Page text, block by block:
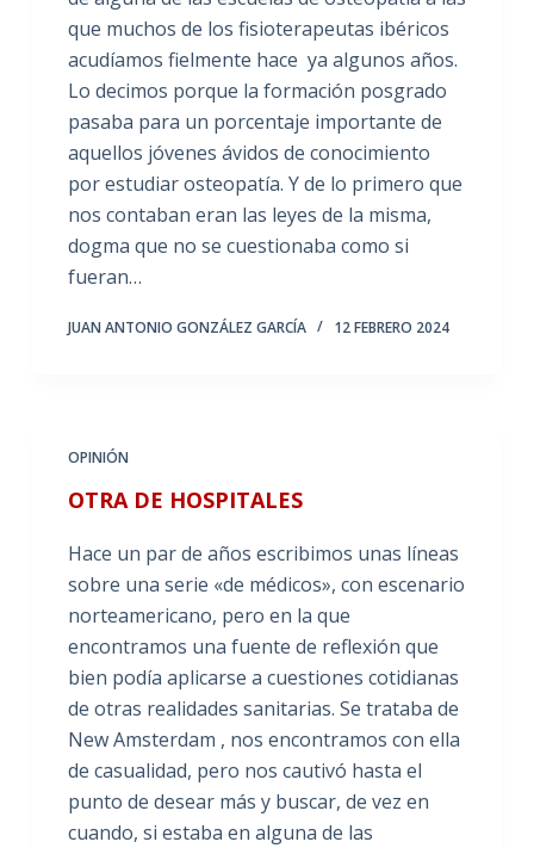
que muchos de los fisioterapeutas ibéricos
acudíamos fielmente hace ya algunos años.
Lo decimos porque la formación posgrado
pasaba para un porcentaje importante de
aquellos jóvenes ávidos de conocimiento
por estudiar osteopatía. Y de lo primero que
nos contaban eran las leyes de la misma,
dogma que no se cuestionaba como si
fueran…
JUAN ANTONIO GONZÁLEZ GARCÍA 12 FEBRERO 2024
OPINIÓN
OTRA DE HOSPITALES
Hace un par de años escribimos unas líneas
sobre una serie «de médicos», con escenario
norteamericano, pero en la que
encontramos una fuente de reflexión que
bien podía aplicarse a cuestiones cotidianas
de otras realidades sanitarias. Se trataba de
New Amsterdam , nos encontramos con ella
de casualidad, pero nos cautivó hasta el
punto de desear más y buscar, de vez en
cuando, si estaba en alguna de las